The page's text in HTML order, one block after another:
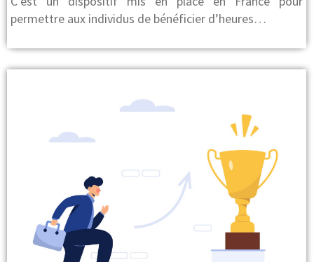
permettre aux individus de bénéficier d’heures…